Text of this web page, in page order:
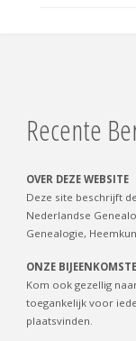
Recente
OVER DEZE WEBSITE
Deze site beschrijft
Nederlandse
Genealogie,
ONZE
Kom ook gezellig
toegankelijk voor
plaatsvinden.